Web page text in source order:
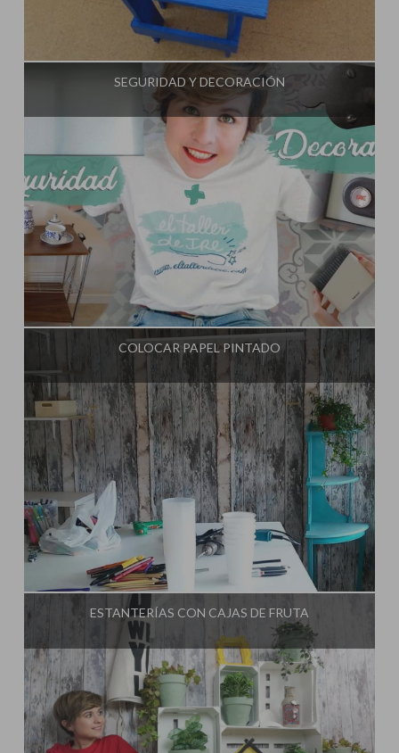
Influencer:El Taller de Ire
SEGURIDAD Y DECORACIÓN
Influencer:El Taller de Ire
COLOCAR PAPEL PINTADO
Influencer: El Taller de Ire
ESTANTERÍAS CON CAJAS DE FRUTA